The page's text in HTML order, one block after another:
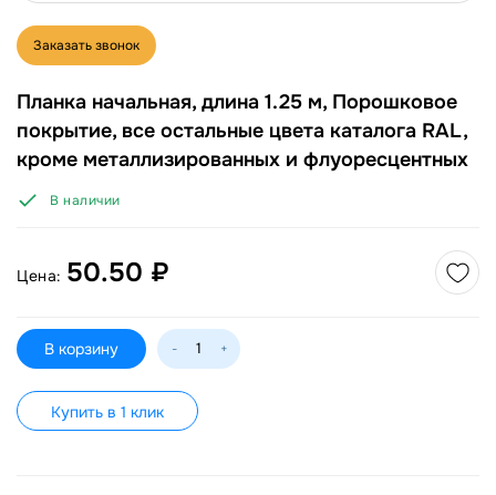
Заказать звонок
Планка начальная, длина 1.25 м, Порошковое
покрытие, все остальные цвета каталога RAL,
кроме металлизированных и флуоресцентных
В наличии
Цена: 50.50 ₽
В корзину - +
Купить в 1 клик